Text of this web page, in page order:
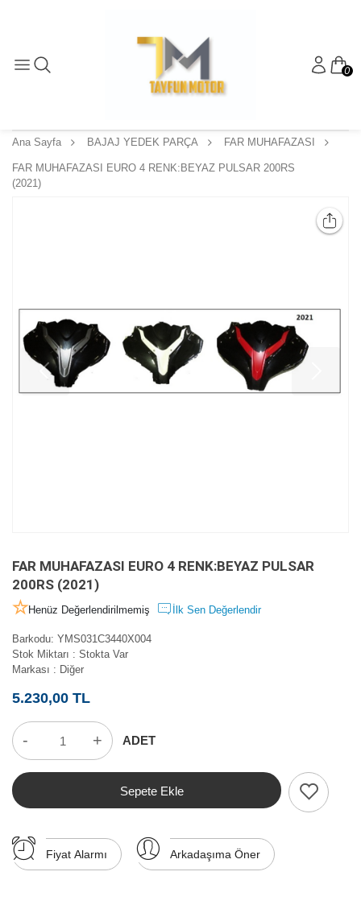
0
Ana Sayfa BAJAJ YEDEK PARÇA FAR MUHAFAZASI
FAR MUHAFAZASI EURO 4 RENK:BEYAZ PULSAR 200RS
(2021)
FAR MUHAFAZASI EURO 4 RENK:BEYAZ PULSAR
200RS (2021)
Henüz Değerlendirilmemiş İlk Sen Değerlendir
Barkodu: YMS031C3440X004
Stok Miktarı : Stokta Var
Markası : Diğer
5.230,00 TL
- + ADET
Sepete Ekle
Fiyat Alarmı Arkadaşıma Öner